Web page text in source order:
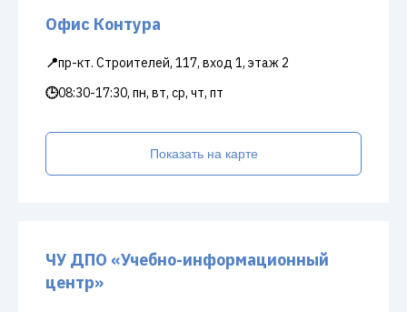
Офис Контура
📍пр-кт. Строителей, 117, вход 1, этаж 2
🕒08:30-17:30, пн, вт, ср, чт, пт
Показать на карте
ЧУ ДПО «Учебно-информационный
центр»